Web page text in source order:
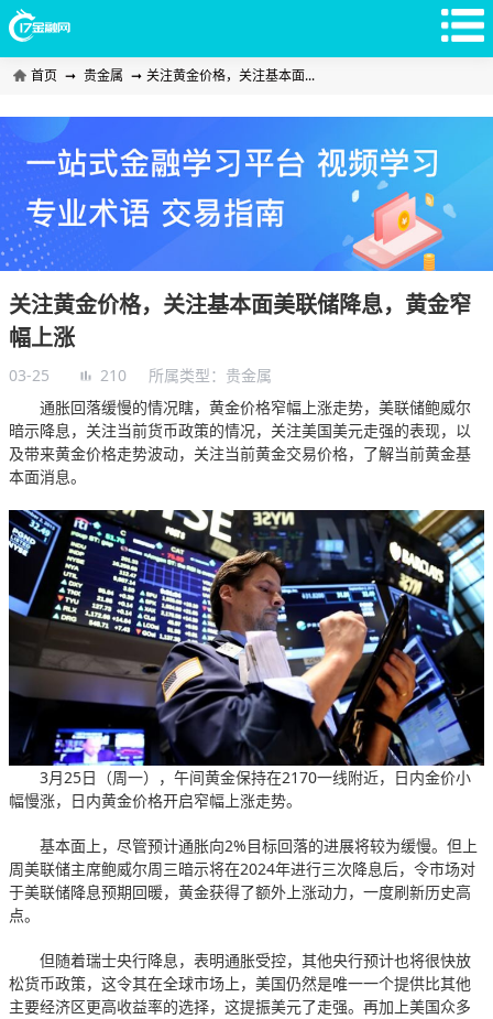
首页 ➞ 贵金属 ➞ 关注黄金价格，关注基本面...
关注黄金价格，关注基本面美联储降息，黄金窄
幅上涨
03-25 210 所属类型： 贵金属
通胀回落缓慢的情况瞎，黄金价格窄幅上涨走势，美联储鲍威尔
暗示降息，关注当前货币政策的情况，关注美国美元走强的表现，以
及带来黄金价格走势波动，关注当前黄金交易价格，了解当前黄金基
本面消息。
3月25日（周一），午间黄金保持在2170一线附近，日内金价小
幅慢涨，日内黄金价格开启窄幅上涨走势。
基本面上，尽管预计通胀向2%目标回落的进展将较为缓慢。但上
周美联储主席鲍威尔周三暗示将在2024年进行三次降息后，令市场对
于美联储降息预期回暖，黄金获得了额外上涨动力，一度刷新历史高
点。
但随着瑞士央行降息，表明通胀受控，其他央行预计也将很快放
松货币政策，这令其在全球市场上，美国仍然是唯一一个提供比其他
主要经济区更高收益率的选择，这提振美元了走强。再加上美国众多